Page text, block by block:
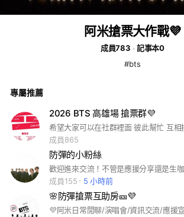
阿米搶票大作戰💜
成員783
記事本0
#bts
專屬推薦
2026 BTS 高雄場 搶票群💜
成員865
防彈的小粉絲
成員155
5 小時前
🌸防彈搶票互助房🎫💜